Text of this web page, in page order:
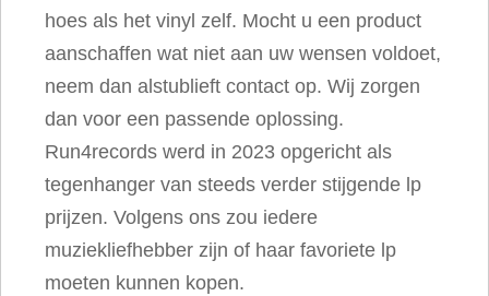
hoes als het vinyl zelf. Mocht u een product
aanschaffen wat niet aan uw wensen voldoet,
neem dan alstublieft contact op. Wij zorgen
dan voor een passende oplossing.
Run4records werd in 2023 opgericht als
tegenhanger van steeds verder stijgende lp
prijzen. Volgens ons zou iedere
muziekliefhebber zijn of haar favoriete lp
moeten kunnen kopen.